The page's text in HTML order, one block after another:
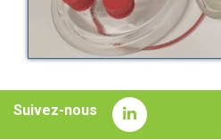
Suivez-nous